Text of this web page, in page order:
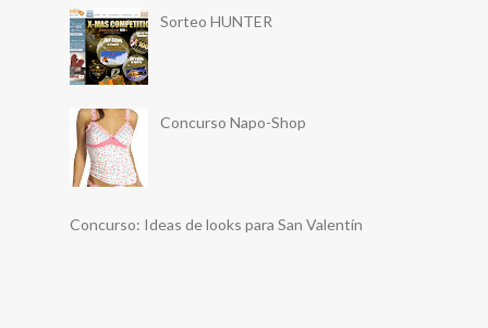
Sorteo HUNTER
Concurso Napo-Shop
Concurso: Ideas de looks para San Valentín